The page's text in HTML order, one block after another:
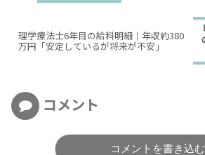
理学療法士6年目の給料明細｜年収約380
万円「安定しているが将来が不安」
コメント
コメントを書き込む